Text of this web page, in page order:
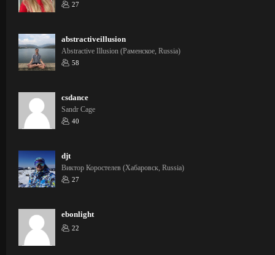
27
abstractiveillusion
Abstractive Illusion (Раменское, Russia)
58
csdance
Sandr Cage
40
djt
Виктор Коростелев (Хабаровск, Russia)
27
ebonlight
22